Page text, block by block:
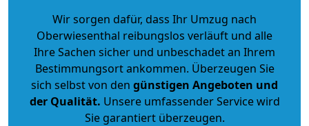
Wir sorgen dafür, dass Ihr Umzug nach
Oberwiesenthal reibungslos verläuft und alle
Ihre Sachen sicher und unbeschadet an Ihrem
Bestimmungsort ankommen. Überzeugen Sie
sich selbst von den günstigen Angeboten und
der Qualität. Unsere umfassender Service wird
Sie garantiert überzeugen.